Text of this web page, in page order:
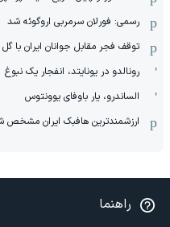
رسمی: فورلان سرمربی اروگوئه شد
توقف فجر مقابل جوانان ایران با
رونالدو در یونایتد، انفجار یک نبوغ
الساندرو، یار باوفای یوونتوس
ارزشمندترین هافبک ایران مشخص
راهنما